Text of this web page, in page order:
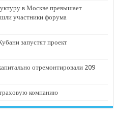
в Москве превышает
участники форума
запустят проект
отремонтировали 209
компанию